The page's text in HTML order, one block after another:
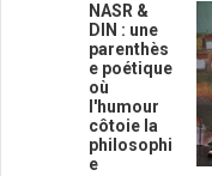
NASR &
DIN : une
parenthès
e poétique
où
l'humour
côtoie la
philosophi
e